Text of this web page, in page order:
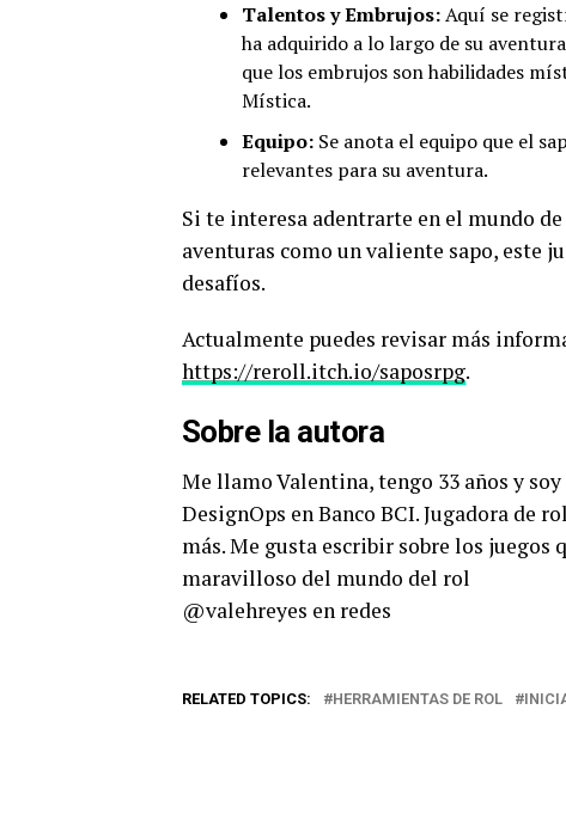
Talentos y Embrujos:Aquí se
ha adquirido a lo largo de su
que los embrujos son habilidades
Mística.
Equipo: Se anota el equipo que el
relevantes para su aventura.
Si te interesa adentrarte en el mundo de
aventuras como un valiente sapo, este
desafíos.
Actualmente puedes revisar más
https://reroll.itch.io/saposrpg.
Sobre la autora
Me llamo Valentina, tengo 33 años y
DesignOps en Banco BCI. Jugadora de
más. Me gusta escribir sobre los juegos
maravilloso del mundo del rol
@valehreyes en redes
RELATED TOPICS: HERRAMIENTAS DE ROL